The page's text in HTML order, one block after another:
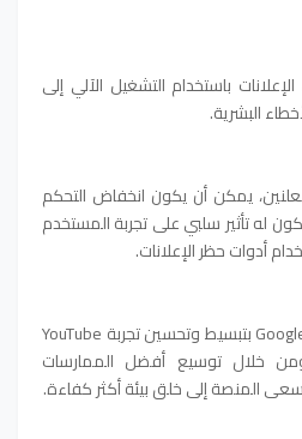
باستخدام التشغيل الآلي إلى
البشرية.
يمكن أن يكون انخفاض التحكم
له تأثير سلبي على تجربة المستخدم
أدوات حظر الإعلانات.
تعكس هذه التغييرات التزام Google بتبسيط وتحسين تجربة YouTube
خلال توسيع أفضل الممارسات
المنصة إلى خلق بيئة أكثر كفاءة.